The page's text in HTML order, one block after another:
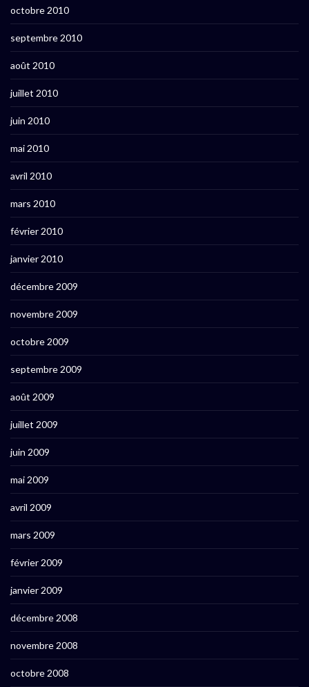
octobre 2010
septembre 2010
août 2010
juillet 2010
juin 2010
mai 2010
avril 2010
mars 2010
février 2010
janvier 2010
décembre 2009
novembre 2009
octobre 2009
septembre 2009
août 2009
juillet 2009
juin 2009
mai 2009
avril 2009
mars 2009
février 2009
janvier 2009
décembre 2008
novembre 2008
octobre 2008